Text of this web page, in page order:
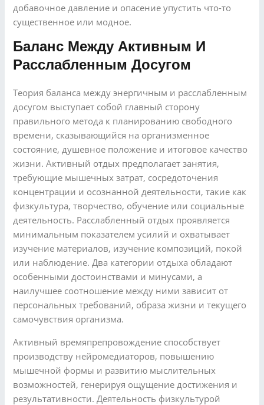
добавочное давление и опасение упустить что-то
существенное или модное.
Баланс Между Активным И
Расслабленным Досугом
Теория баланса между энергичным и расслабленным
досугом выступает собой главный сторону
правильного метода к планированию свободного
времени, сказывающийся на организменное
состояние, душевное положение и итоговое качество
жизни. Активный отдых предполагает занятия,
требующие мышечных затрат, сосредоточения
концентрации и осознанной деятельности, такие как
физкультура, творчество, обучение или социальные
деятельность. Расслабленный отдых проявляется
минимальным показателем усилий и охватывает
изучение материалов, изучение композиций, покой
или наблюдение. Два категории отдыха обладают
особенными достоинствами и минусами, а
наилучшее соотношение между ними зависит от
персональных требований, образа жизни и текущего
самочувствия организма.
Активный времяпрепровождение способствует
производству нейромедиаторов, повышению
мышечной формы и развитию мыслительных
возможностей, генерируя ощущение достижения и
результативности. Деятельность физкультурой